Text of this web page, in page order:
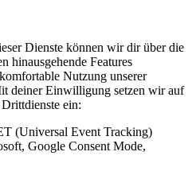
Dienste können wir dir über die
hinausgehende Features
Nutzung unserer
deiner Einwilligung setzen wir auf
ein:
(Universal Event Tracking)
Google Consent Mode,